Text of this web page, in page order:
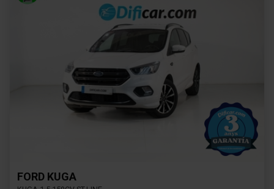
FORD KUGA